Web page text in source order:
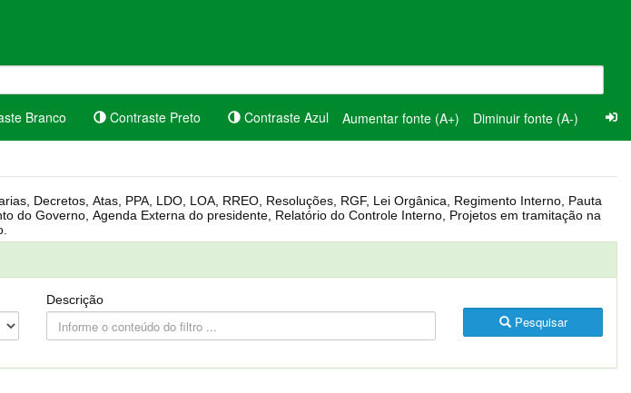
Branco Contraste Preto Contraste Azul Aumentar fonte (A+) Diminuir fonte (A-)
Descrição
Pesquisar